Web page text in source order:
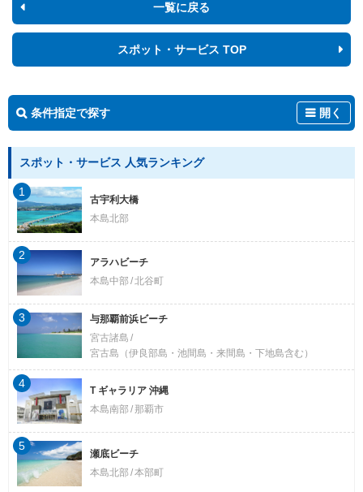
一覧に戻る
スポット・サービス TOP
条件指定で探す 開く
スポット・サービス 人気ランキング
古宇利大橋
本島北部
1
アラハビーチ
本島中部 北谷町
2
与那覇前浜ビーチ
宮古諸島
宮古島（伊良部島・池間島・来間島・下地島含む）
3
T ギャラリア 沖縄
本島南部
那覇市
4
瀬底ビーチ
本島北部 本部町
5